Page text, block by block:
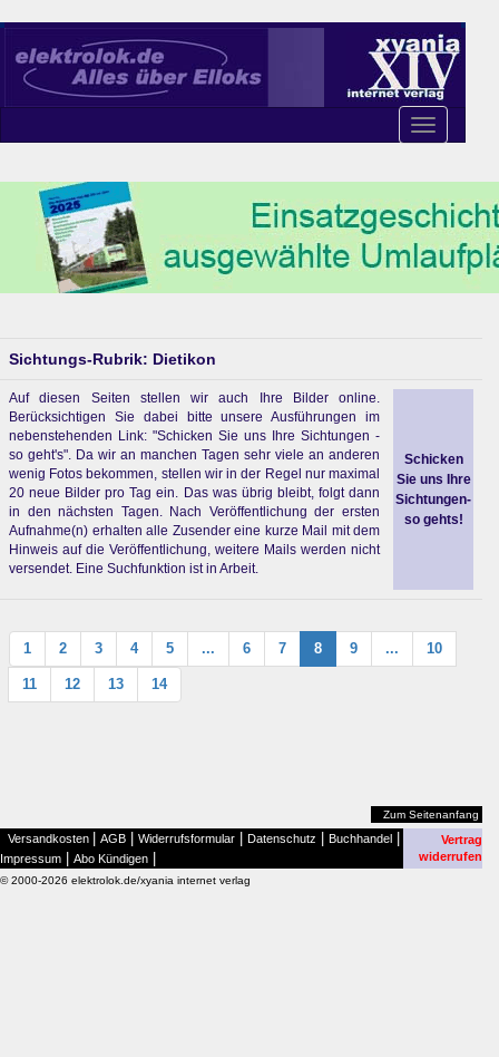
Toggle
navigation
Sichtungs-Rubrik: Dietikon
Auf diesen Seiten stellen wir auch Ihre Bilder online.
Berücksichtigen Sie dabei bitte unsere Ausführungen im
nebenstehenden Link: "Schicken Sie uns Ihre Sichtungen -
so geht's". Da wir an manchen Tagen sehr viele an anderen
wenig Fotos bekommen, stellen wir in der Regel nur maximal
20 neue Bilder pro Tag ein. Das was übrig bleibt, folgt dann
in den nächsten Tagen. Nach Veröffentlichung der ersten
Aufnahme(n) erhalten alle Zusender eine kurze Mail mit dem
Hinweis auf die Veröffentlichung, weitere Mails werden nicht
versendet. Eine Suchfunktion ist in Arbeit.
Schicken
Sie uns Ihre
Sichtungen-
so gehts!
1 2 3 4 5 ... 6 7 8 9 ... 10
11 12 13 14
Zum Seitenanfang
Versandkosten AGB Widerrufsformular Datenschutz Buchhandel
Impressum Abo Kündigen
Vertrag
widerrufen
© 2000-2026 elektrolok.de/xyania internet verlag